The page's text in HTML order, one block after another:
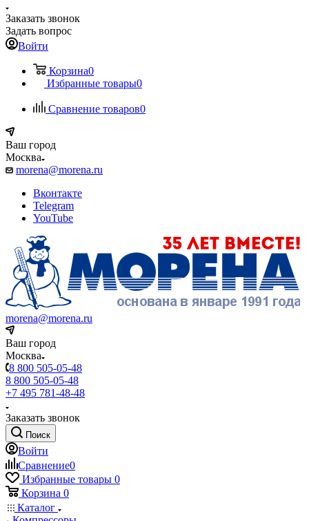
Заказать звонок
Задать вопрос
Войти
Корзина0
Избранные товары0
Сравнение товаров0
Ваш город
Москва
morena@morena.ru
Вконтакте
Telegram
YouTube
morena@morena.ru
Ваш город
Москва
8 800 505-05-48
8 800 505-05-48
+7 495 781-48-48
Заказать звонок
Поиск
Войти
Сравнение0
Избранные товары 0
Корзина 0
Каталог